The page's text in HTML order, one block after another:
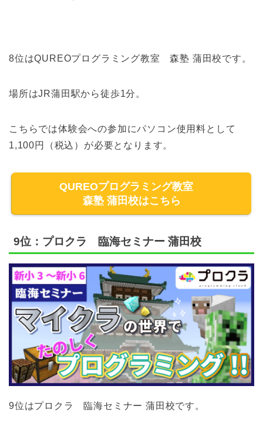
8位はQUREOプログラミング教室 森塾 蒲田校です。
場所はJR蒲田駅から徒歩1分。
こちらでは体験会への参加にパソコン使用料として
1,100円（税込）が必要となります。
QUREOプログラミング教室
森塾 蒲田校はこちら
9位：プロクラ 臨海セミナー 蒲田校
9位はプロクラ 臨海セミナー 蒲田校です。